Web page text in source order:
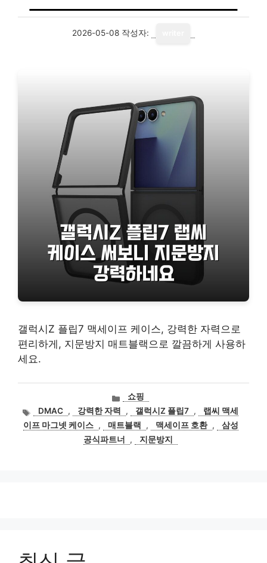
2026-05-08 작성자:
갤럭시Z 플립7 맥세이프 케이스, 강력한 자력으로
편리하게, 지문방지 매트블랙으로 깔끔하게 사용하
세요.
카
고
리
쇼핑
태
그
DMAC , 강력한 자력 , 갤럭시Z 플립7 ,
랩씨 맥세
이프 마그넷 케이스 , 매트블랙 , 맥세이프 호환 ,
삼성
공식파트너
, 지문방지